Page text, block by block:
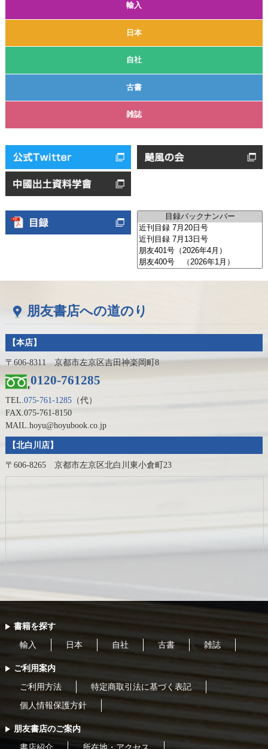
輸入
日本
自社
古書
雑誌
朋友書店への道のり
【本店】
〒606-8311 京都市左京区吉田神楽岡町8
0120-761285
TEL.075-761-1285（代）
FAX.075-761-8150
MAIL.hoyu@hoyubook.co.jp
【北白川店】
〒606-8265 京都市左京区北白川東小倉町23
書籍を探す
輸入 日本 自社 古書 雑誌
ご利用案内
ご利用方法 特定商取引法に基づく表記
個人情報保護方針
朋友書店のご案内